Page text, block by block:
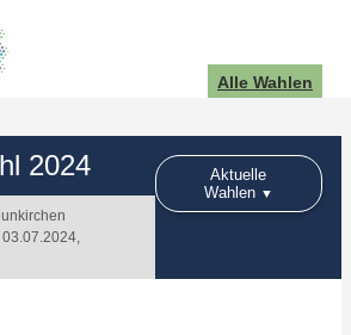
Alle Wahlen
2024
Aktuelle
Wahlen